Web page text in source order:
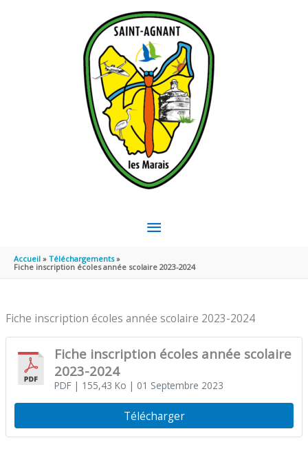
MENU
PRINCIPAL
Accueil
Téléchargements
Fiche inscription écoles année scolaire 2023-2024
Fiche inscription écoles année scolaire 2023-2024
Fiche inscription écoles année scolaire
2023-2024
PDF| 155,43 Ko | 01 Septembre 2023
Télécharger